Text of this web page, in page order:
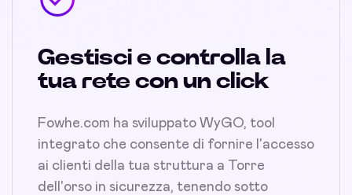
Gestisci e controlla la
tua rete con un click
Fowhe.com ha sviluppato WyGO, tool
integrato che consente di fornire l'accesso
ai clienti della tua struttura a Torre
dell'orso in sicurezza, tenendo sotto